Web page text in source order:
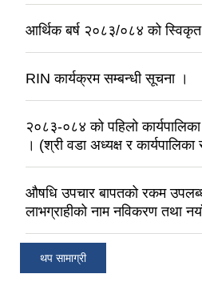
आर्थिक बर्ष २०८३/०८४ को
RIN कार्यक्रम सम्बन्धी सूचना ।
२०८३-०८४ को पहिलो
। (श्री वडा अध्यक्ष र
औषधि उपचार बापतको रकम
लाभग्राहीको नाम नविकरण तथा
थप सामाग्री